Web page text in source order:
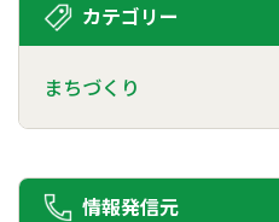
カテゴリー
まちづくり
情報発信元